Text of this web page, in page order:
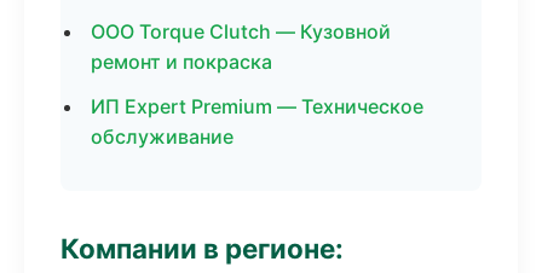
ООО Torque Clutch — Кузовной
ремонт и покраска
ИП Expert Premium — Техническое
обслуживание
Компании в регионе: